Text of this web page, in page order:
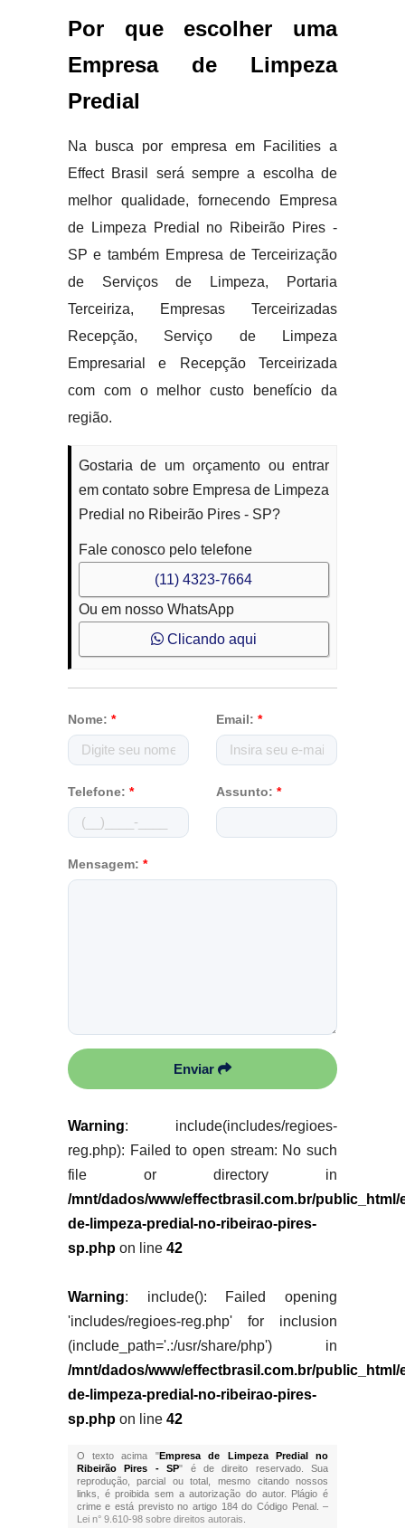
Por que escolher uma
Empresa de Limpeza
Predial
Na busca por empresa em Facilities a
Effect Brasil será sempre a escolha de
melhor qualidade, fornecendo Empresa
de Limpeza Predial no Ribeirão Pires -
SP e também Empresa de Terceirização
de Serviços de Limpeza, Portaria
Terceiriza, Empresas Terceirizadas
Recepção, Serviço de Limpeza
Empresarial e Recepção Terceirizada
com com o melhor custo benefício da
região.
Gostaria de um orçamento ou entrar
em contato sobre Empresa de Limpeza
Predial no Ribeirão Pires - SP?
Fale conosco pelo telefone
(11) 4323-7664
Ou em nosso WhatsApp
Clicando aqui
Nome: * Email: *
Telefone: * Assunto: *
Mensagem: *
Enviar
Warning: include(includes/regioes-
reg.php): Failed to open stream: No such
file or directory in
/mnt/dados/www/effectbrasil.com.br/public_html/
de-limpeza-predial-no-ribeirao-pires-
sp.phpon line 42
Warning: include(): Failed opening
'includes/regioes-reg.php' for inclusion
(include_path='.:/usr/share/php') in
/mnt/dados/www/effectbrasil.com.br/public_html/
de-limpeza-predial-no-ribeirao-pires-
sp.phpon line 42
O texto acima "Empresa de Limpeza Predial no
Ribeirão Pires - SP" é de direito reservado. Sua
reprodução, parcial ou total, mesmo citando nossos
links, é proibida sem a autorização do autor. Plágio é
crime e está previsto no artigo 184 do Código Penal. –
Lei n° 9.610-98 sobre direitos autorais